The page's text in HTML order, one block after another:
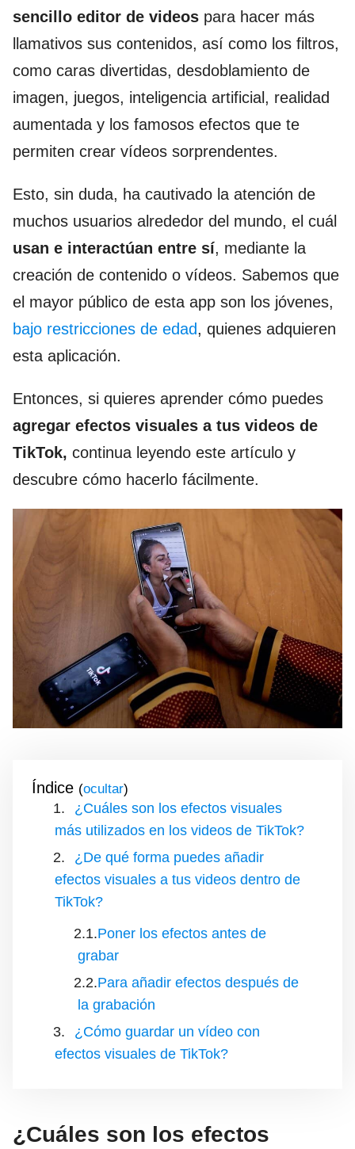
sencillo editor de videos para hacer más
llamativos sus contenidos, así como los filtros,
como caras divertidas, desdoblamiento de
imagen, juegos, inteligencia artificial, realidad
aumentada y los famosos efectos que te
permiten crear vídeos sorprendentes.
Esto, sin duda, ha cautivado la atención de
muchos usuarios alrededor del mundo, el cuál
usan e interactúan entre sí, mediante la
creación de contenido o vídeos. Sabemos que
el mayor público de esta app son los jóvenes,
bajo restricciones de edad, quienes adquieren
esta aplicación.
Entonces, si quieres aprender cómo puedes
agregar efectos visuales a tus videos de
TikTok, continua leyendo este artículo y
descubre cómo hacerlo fácilmente.
Índice ( )
¿Cuáles son los efectos visuales
más utilizados en los videos de TikTok?
¿De qué forma puedes añadir
efectos visuales a tus videos dentro de
TikTok?
Poner los efectos antes de
grabar
Para añadir efectos después de
la grabación
¿Cómo guardar un vídeo con
efectos visuales de TikTok?
¿Cuáles son los efectos